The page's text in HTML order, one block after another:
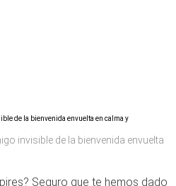
invisible de la bienvenida envuelta
Seguro que te hemos dado